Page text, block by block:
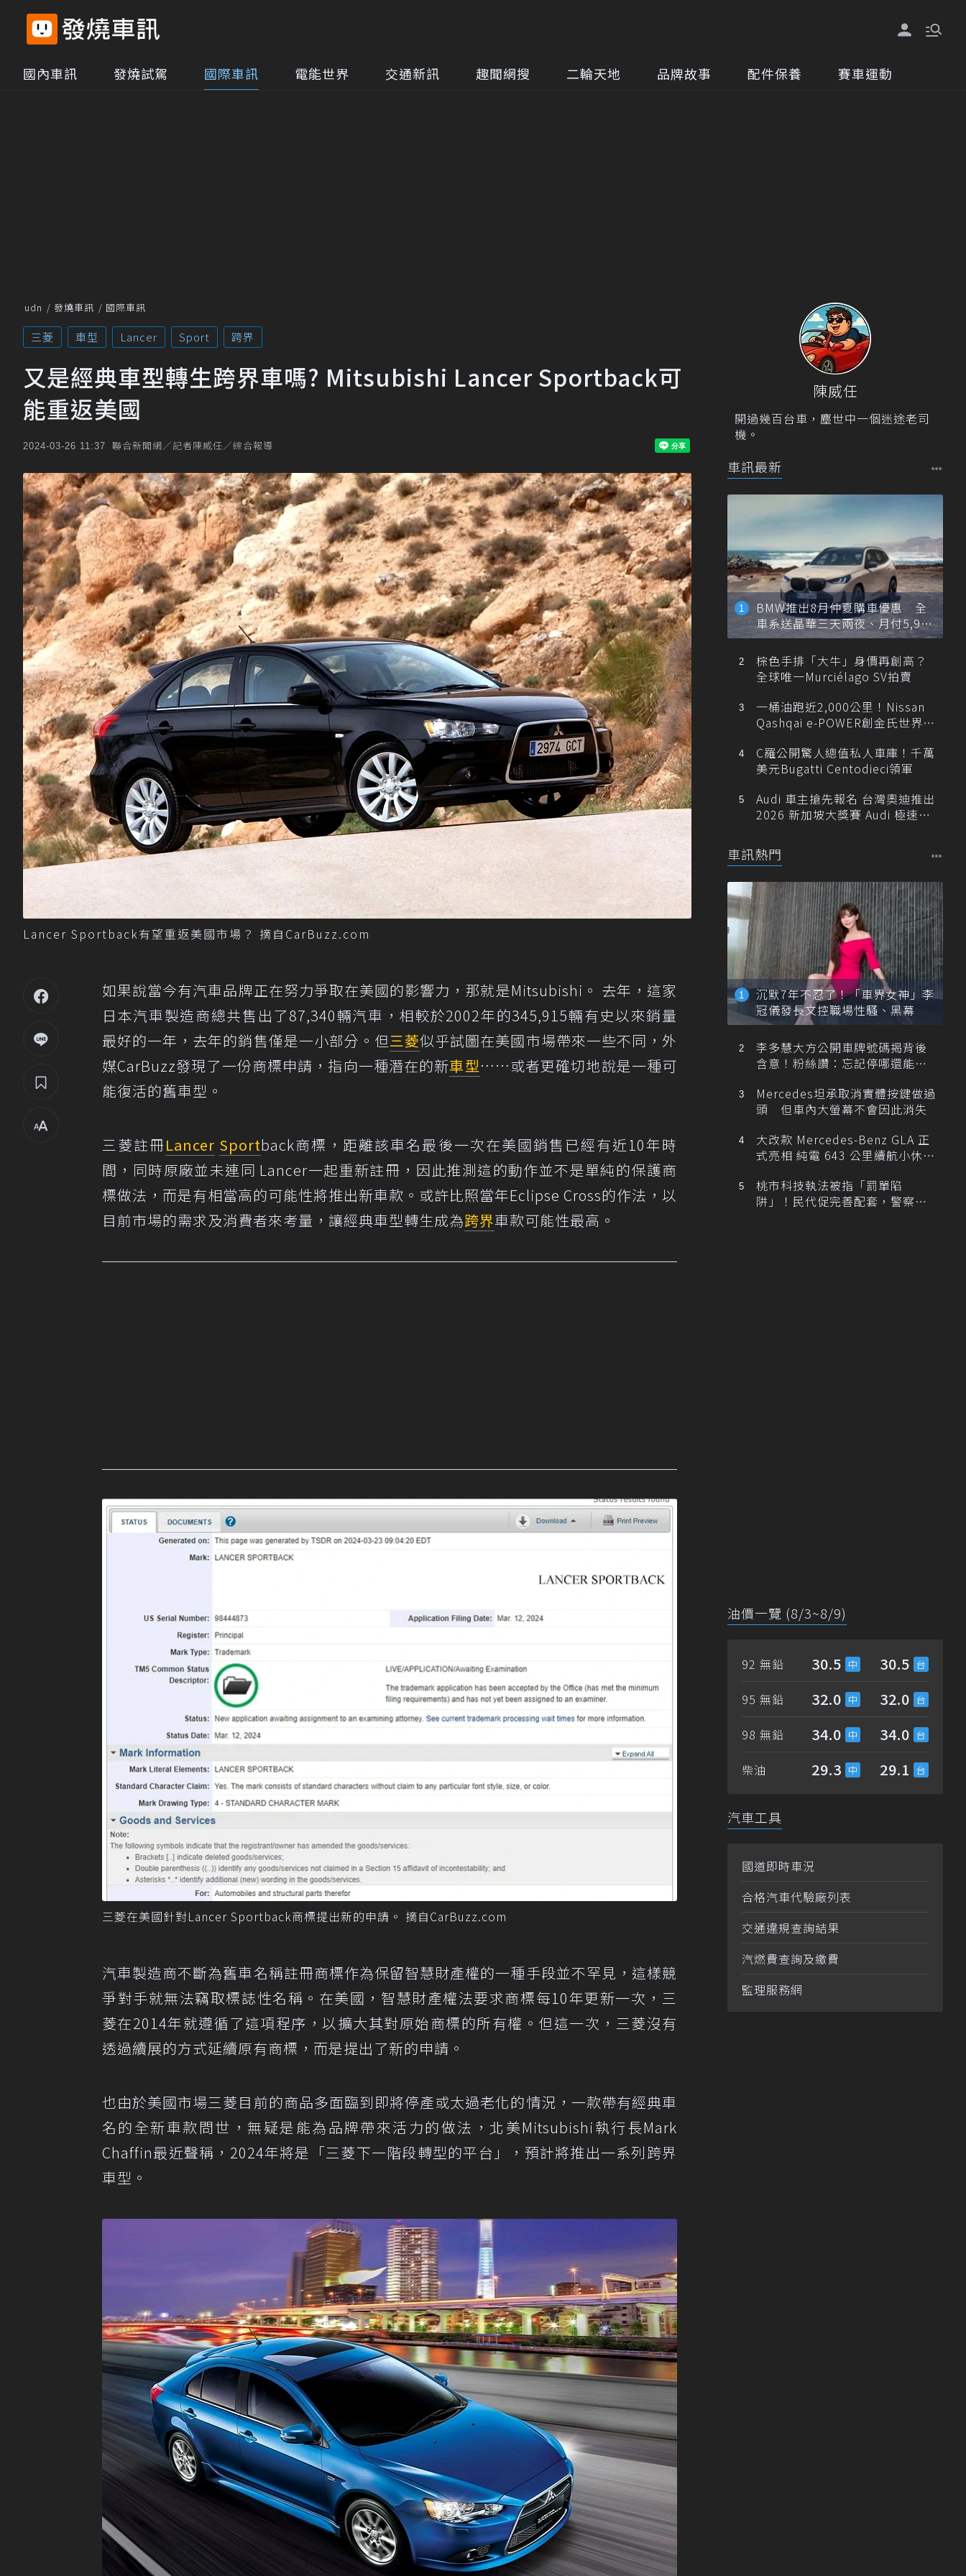
國內車訊 發燒試駕 國際車訊 電能世界 交通新訊 趣聞網搜 二輪天地 品牌故事 配件保養 賽車運動
udn 發燒車訊 國際車訊
三菱 車型 Lancer Sport 跨界
又是經典車型轉生跨界車嗎? Mitsubishi Lancer Sportback可
能重返美國
2024-03-26 11:37 聯合新聞網／記者陳威任／綜合報導
Lancer Sportback有望重返美國市場？ 摘自CarBuzz.com
如果說當今有汽車品牌正在努力爭取在美國的影響力，那就是Mitsubishi。 去年，這家
日本汽車製造商總共售出了87,340輛汽車，相較於2002年的345,915輛有史以來銷量
最好的一年，去年的銷售僅是一小部分。但三菱似乎試圖在美國市場帶來一些不同，外
媒CarBuzz發現了一份商標申請，指向一種潛在的新車型……或者更確切地說是一種可
能復活的舊車型。
三菱註冊Lancer Sportback商標，距離該車名最後一次在美國銷售已經有近10年時
間，同時原廠並未連同 Lancer一起重新註冊，因此推測這的動作並不是單純的保護商
標做法，而是有相當高的可能性將推出新車款。或許比照當年Eclipse Cross的作法，以
目前市場的需求及消費者來考量，讓經典車型轉生成為跨界車款可能性最高。
三菱在美國針對Lancer Sportback商標提出新的申請。 摘自CarBuzz.com
汽車製造商不斷為舊車名稱註冊商標作為保留智慧財產權的一種手段並不罕見，這樣競
爭對手就無法竊取標誌性名稱。在美國，智慧財產權法要求商標每10年更新一次，三
菱在2014年就遵循了這項程序，以擴大其對原始商標的所有權。但這一次，三菱沒有
透過續展的方式延續原有商標，而是提出了新的申請。
也由於美國市場三菱目前的商品多面臨到即將停產或太過老化的情況，一款帶有經典車
名的全新車款問世，無疑是能為品牌帶來活力的做法，北美Mitsubishi執行長Mark
Chaffin最近聲稱，2024年將是「三菱下一階段轉型的平台」，預計將推出一系列跨界
車型。
陳威任
開過幾百台車，塵世中一個迷途老司
機。
車訊最新
BMW推出8月仲夏購車優惠 全
車系送晶華三天兩夜、月付5,900
元起
棕色手排「大牛」身價再創高？
全球唯一Murciélago SV拍賣
一桶油跑近2,000公里！Nissan
Qashqai e-POWER創金氏世界紀
C羅公開驚人總值私人車庫！千萬
美元Bugatti Centodieci領軍
Audi 車主搶先報名 台灣奧迪推出
2026 新加坡大獎賽 Audi 極速之
車訊熱門
沉默7年不忍了！「車界女神」李
冠儀發長文控職場性騷、黑幕
李多慧大方公開車牌號碼揭背後
含意！粉絲讚：忘記停哪還能幫
Mercedes坦承取消實體按鍵做過
頭 但車內大螢幕不會因此消失
大改款 Mercedes-Benz GLA 正
式亮相 純電 643 公里續航小休
桃市科技執法被指「罰單陷
阱」！民代促完善配套，警察局
油價一覽 (8/3~8/9)
92 無鉛 30.5 30.5
95 無鉛 32.0 32.0
98 無鉛 34.0 34.0
柴油 29.3 29.1
汽車工具
國道即時車況
合格汽車代驗廠列表
交通違規查詢結果
汽燃費查詢及繳費
監理服務網